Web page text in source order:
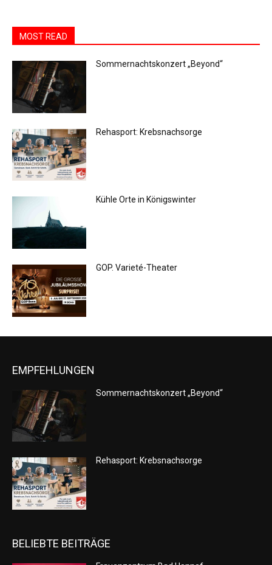
MOST READ
Sommernachtskonzert „Beyond“
Rehasport: Krebsnachsorge
Kühle Orte in Königswinter
GOP. Varieté-Theater
EMPFEHLUNGEN
Sommernachtskonzert „Beyond“
Rehasport: Krebsnachsorge
BELIEBTE BEITRÄGE